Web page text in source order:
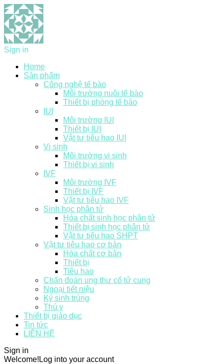
Sign in
Home
Sản phẩm
Công nghệ tế bào
Môi trường nuôi tế bào
Thiết bị phòng tế bào
IUI
Môi trường IUI
Thiết bị IUI
Vật tư tiêu hao IUI
Vi sinh
Môi trường vi sinh
Thiết bị vi sinh
IVF
Môi trường IVF
Thiết bị IVF
Vật tư tiêu hao IVF
Sinh học phân tử
Hóa chất sinh học phân tử
Thiết bị sinh học phân tử
Vật tư tiêu hao SHPT
Vật tư tiêu hao cơ bản
Hóa chất cơ bản
Thiết bị
Tiêu hao
Chẩn đoán ung thư cổ tử cung
Ngoại tiết niệu
Ký sinh trùng
Thú y
Thiết bị giáo dục
Tin tức
LIÊN HỆ
Sign in
Welcome! Log into your account